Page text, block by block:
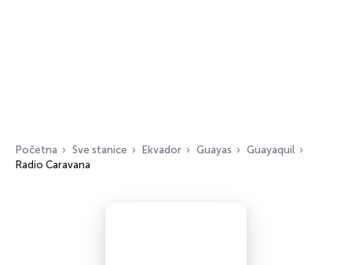
Početna Sve stanice Ekvador Guayas
Guayaquil
Radio Caravana